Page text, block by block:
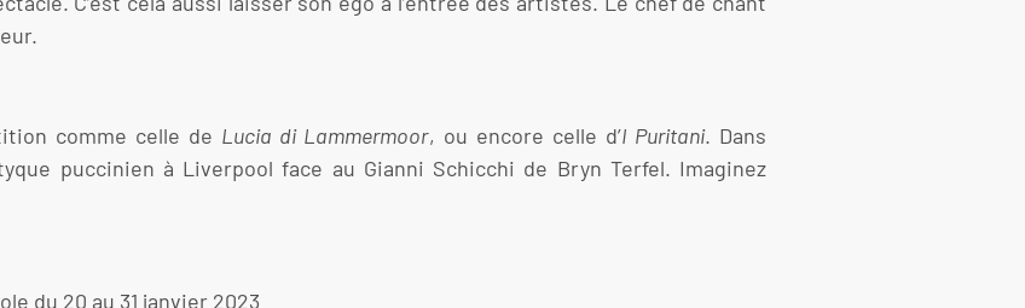
comme celle de Lucia di Lammermoor, ou encore celle d’I Puritani. Dans
puccinien à Liverpool face au Gianni Schicchi de Bryn Terfel. Imaginez
du 20 au 31 janvier 2023